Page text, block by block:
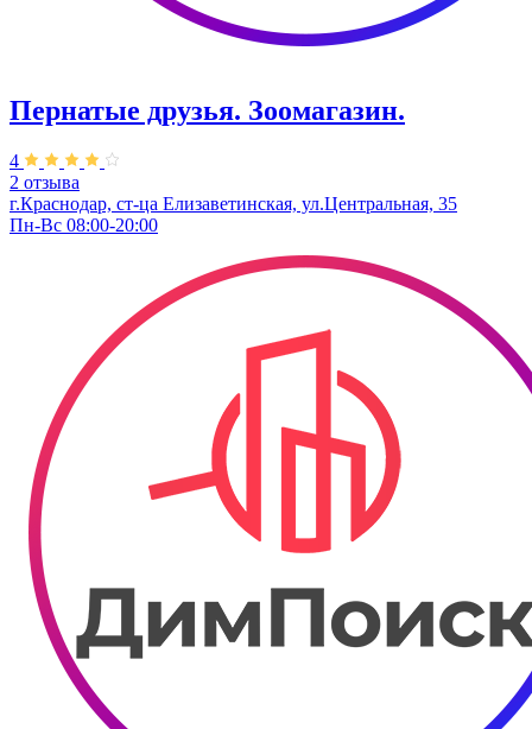
Пернатые друзья. Зоомагазин.
4
2 отзыва
г.Краснодар, ст-ца Елизаветинская, ул.Центральная, 35
Пн-Вс 08:00-20:00